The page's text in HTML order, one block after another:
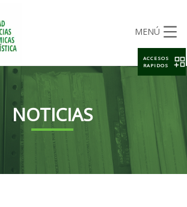
MENÚ
NOTICIAS
ACCESOS
RAPIDOS